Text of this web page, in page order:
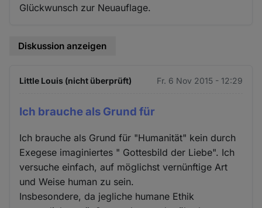
Glückwunsch zur Neuauflage.
Diskussion anzeigen
Little Louis (nicht überprüft) Fr. 6 Nov 2015 - 12:29
Ich brauche als Grund für
Ich brauche als Grund für "Humanität" kein durch
Exegese imaginiertes " Gottesbild der Liebe". Ich
versuche einfach, auf möglichst vernünftige Art
und Weise human zu sein.
Insbesondere, da jegliche humane Ethik